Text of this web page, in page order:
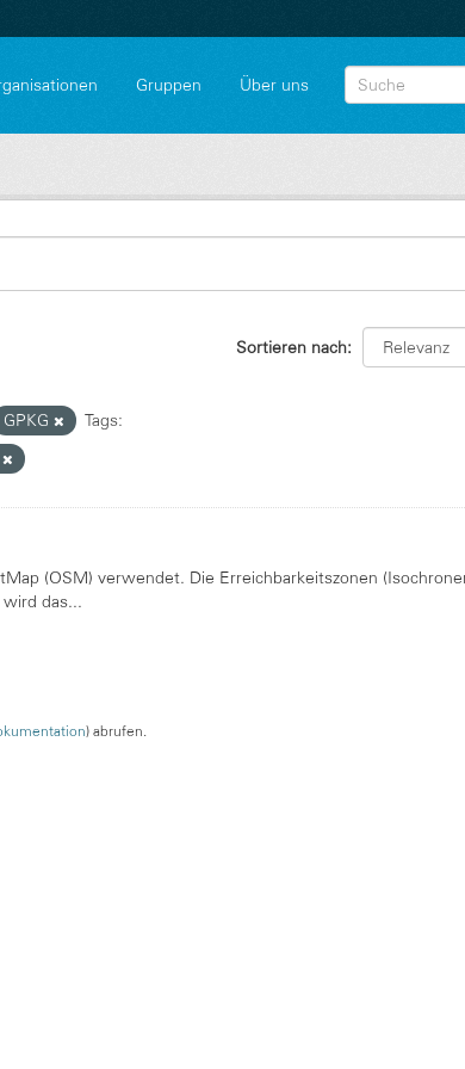
Gruppen Über uns
Sortieren nach
GPKG
Tags:
(OSM) verwendet. Die Erreichbarkeitszonen
das...
) abrufen.